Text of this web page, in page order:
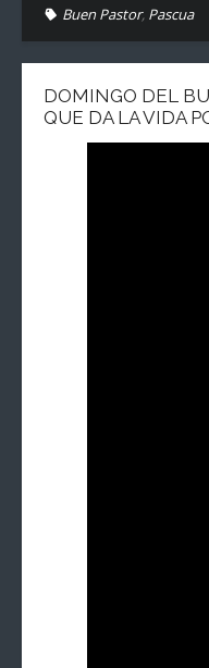
Buen Pastor, Pascua
DOMINGO DEL
QUE DA LA VIDA